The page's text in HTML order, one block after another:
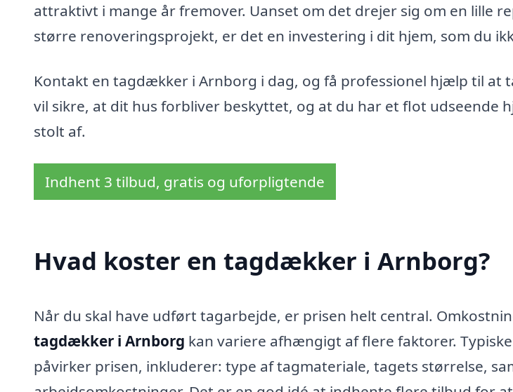
attraktivt i mange år fremover. Uanset om det drejer sig om en lille
større renoveringsprojekt, er det en investering i dit hjem, som du
Kontakt en tagdækker i Arnborg i dag, og få professionel hjælp til at
vil sikre, at dit hus forbliver beskyttet, og at du har et flot udseende
stolt af.
Indhent 3 tilbud, gratis og uforpligtende
Hvad koster en tagdækker i Arnborg?
Når du skal have udført tagarbejde, er prisen helt central.
tagdækker i Arnborg kan variere afhængigt af flere faktorer.
påvirker prisen, inkluderer: type af tagmateriale, tagets størrelse,